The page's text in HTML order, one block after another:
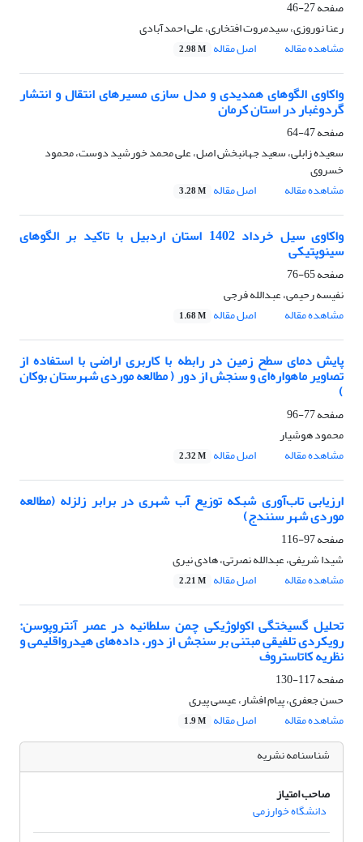
صفحه27-46
رعنا نوروزی، سیدمروت افتخاری، علی احمدآبادی
مشاهده مقاله
اصل مقاله 2.98 M
واکاوی الگوهای همدیدی و مدل سازی مسیرهای انتقال و انتشار
گردوغبار در استان کرمان
صفحه47-64
سعیده زابلی، سعید جهانبخش اصل، علی محمد خورشید دوست، محمود
خسروی
مشاهده مقاله
اصل مقاله 3.28 M
واکاوی سیل خرداد 1402 استان اردبیل با تاکید بر الگوهای
سینوپتیکی
صفحه65-76
نفیسه رحیمی، عبدالله فرجی
مشاهده مقاله
اصل مقاله 1.68 M
پایش دمای سطح زمین در رابطه با کاربری اراضی با استفاده از
تصاویر ماهواره‌ای و سنجش از دور ( مطالعه موردی شهرستان بوکان
)
صفحه77-96
محمود هوشیار
مشاهده مقاله
اصل مقاله 2.32 M
ارزیابی تاب‌آوری شبکه توزیع آب شهری در برابر زلزله (مطالعه
موردی شهر سنندج)
صفحه97-116
شیدا شریفی، عبدالله نصرتی، هادی نیری
مشاهده مقاله
اصل مقاله 2.21 M
تحلیل گسیختگی اکولوژیکی چمن سلطانیه در عصر آنتروپوسن:
رویکردی تلفیقی مبتنی بر سنجش از دور، داده‌های هیدرواقلیمی و
نظریه کاتاستروف
صفحه117-130
حسن جعفری، پیام افشار، عیسی پیری
مشاهده مقاله
اصل مقاله 1.9 M
شناسنامه نشریه
صاحب امتیاز
دانشگاه خوارزمی